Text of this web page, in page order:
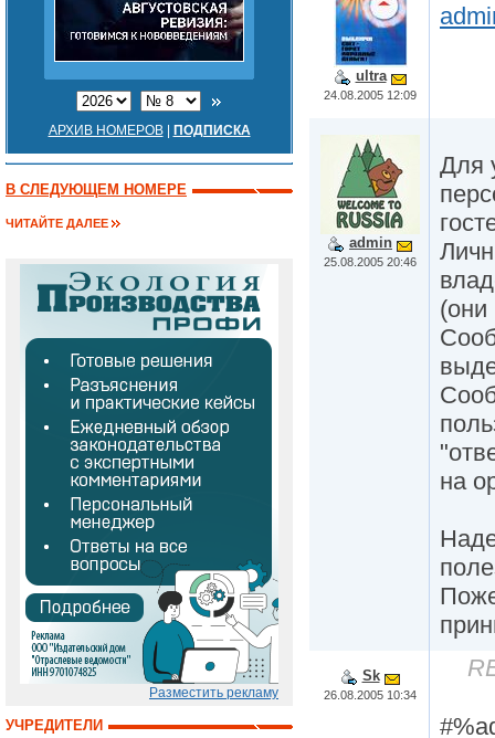
АРХИВ НОМЕРОВ| ПОДПИСКА
В СЛЕДУЮЩЕМ НОМЕРЕ
ЧИТАЙТЕ ДАЛЕЕ
Разместить рекламу
УЧРЕДИТЕЛИ
ultra
24.08.2005 12:09
admin
25.08.2005 20:46
Для
(они
на
Sk
26.08.2005 10:34